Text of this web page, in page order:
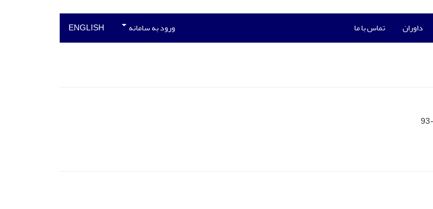
داوران تماس با ما ورود به سامانه ENGLISH